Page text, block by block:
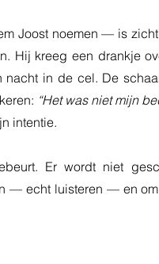
Joost noemen — is
Hij kreeg een drankje
nacht in de cel. De
“Het was niet mijn
intentie.
Er wordt niet
— echt luisteren — en